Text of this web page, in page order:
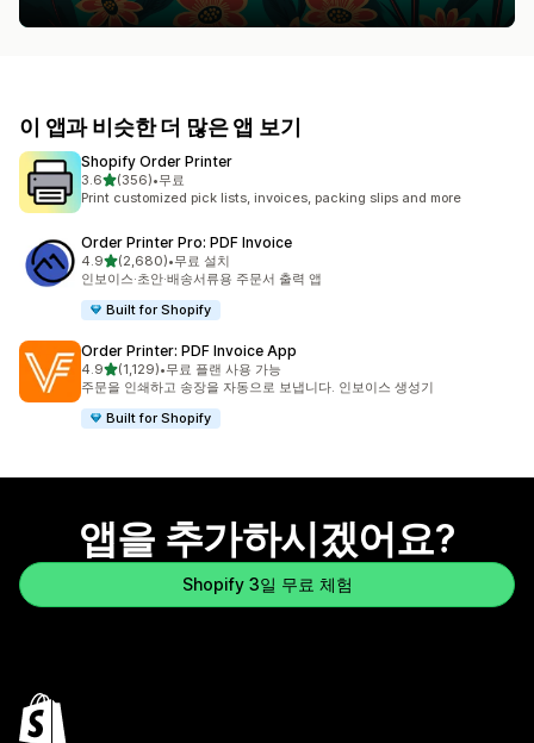
이 앱과 비슷한 더 많은 앱 보기
Shopify Order Printer
3.6별 5개 중
(356)
총 리뷰 356개
•무료
Print customized pick lists, invoices, packing slips and more
Order Printer Pro: PDF Invoice
4.9별 5개 중
(2,680)
총 리뷰 2680개
•무료 설치
인보이스·초안·배송서류용 주문서 출력 앱
Built for Shopify
Order Printer: PDF Invoice App
4.9별 5개 중
(1,129)
총 리뷰 1129개
•무료 플랜 사용 가능
주문을 인쇄하고 송장을 자동으로 보냅니다. 인보이스 생성기
Built for Shopify
앱을 추가하시겠어요?
Shopify 3일 무료 체험